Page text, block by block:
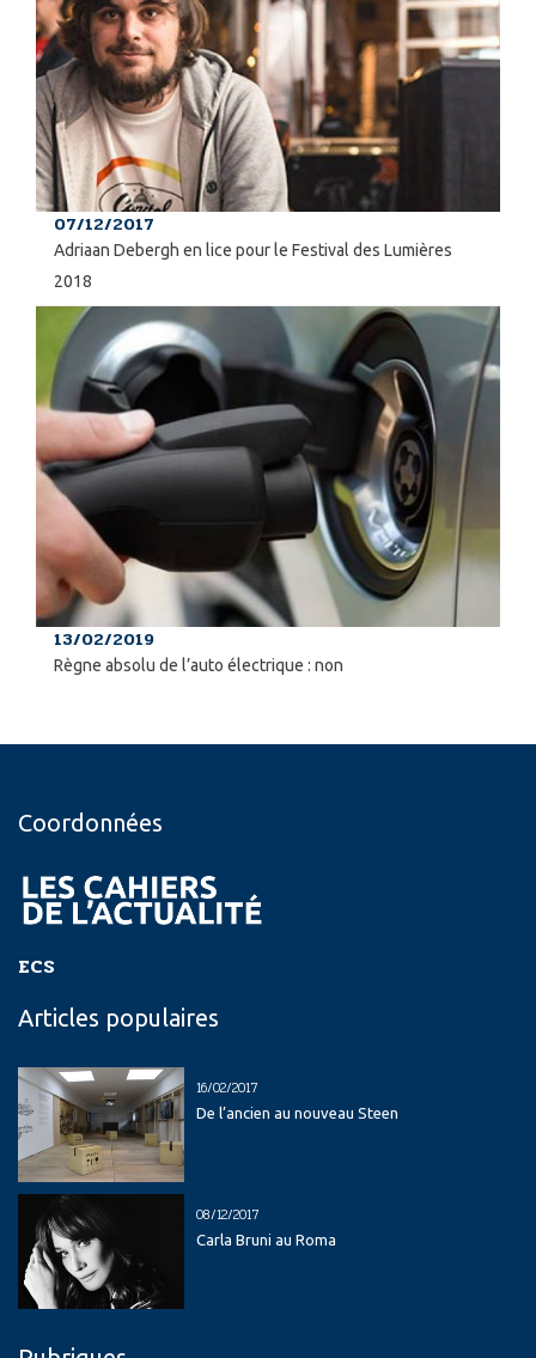
07/12/2017
Adriaan Debergh en lice pour le Festival des Lumières
2018
13/02/2019
Règne absolu de l’auto électrique : non
Coordonnées
ECS
Articles populaires
16/02/2017
De l’ancien au nouveau Steen
08/12/2017
Carla Bruni au Roma